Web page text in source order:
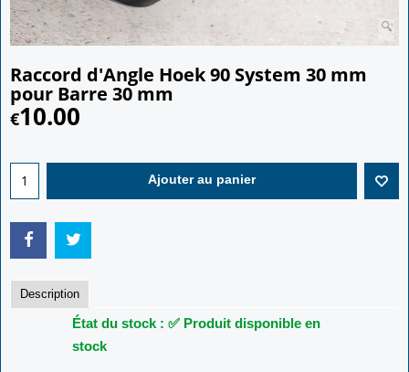
Raccord d'Angle Hoek 90 System 30 mm
pour Barre 30 mm
€10.00
Ajouter au panier
Description
État du stock : ✅ Produit disponible en
stock